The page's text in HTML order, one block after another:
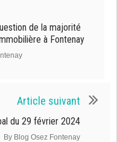
de la majorité
à Fontenay
Article suivant
du 29 février 2024
By Blog Osez Fontenay